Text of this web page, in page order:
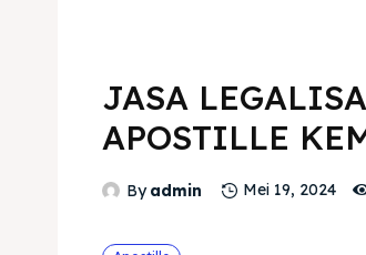
JASA
APOSTILLE
By admin Mei 19, 2024